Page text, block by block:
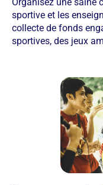
sportive et les
collecte de fonds
sportives, des jeux